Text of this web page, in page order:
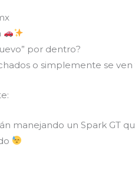
por dentro?
o simplemente se ven
manejando un Spark GT